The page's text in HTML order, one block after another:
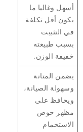
أسهل وغالبا ما
يكون أقل تكلفة
في التثبيت
بسبب طبيعته
خفيفة الوزن.
يضمن المتانة
وسهولة الصيانة،
ويحافظ على
مظهر حوض
الاستحمام